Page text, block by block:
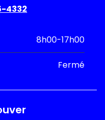
4332
8h00-17h00
Fermé